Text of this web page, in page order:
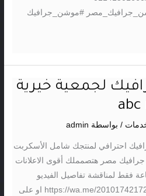
#موشن_جرافيك
لجمعية خيرية
/ بواسطة admin
احترافي لمنتجك شامل الأسكربت
مصر هتصمملك أقوى الاعلانات
وهتستلم خلال 72 ساعة فقط لمناقشة تفاصيل الفيديو
تواصل من خلال الواتس اب: https://wa.me/201017421724 او على